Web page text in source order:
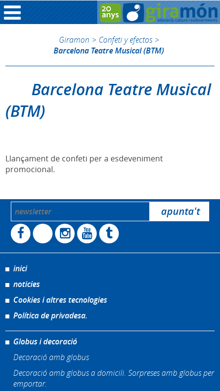
Giramon > Confeti y efectos >
Barcelona Teatre Musical (BTM)
Barcelona Teatre Musical
(BTM)
Llançament de confeti per a esdeveniment
promocional.
inici
noticies
Cookies i altres tecnologies
Política de privadesa.
Globus i decoració
Decoració amb globus
Decoració amb globus a domicili. Sorpreses amb globus per
emportar.